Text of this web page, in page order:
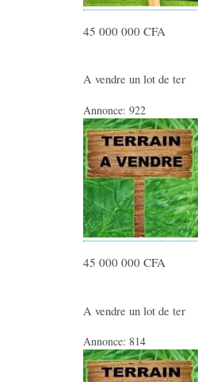
45 000 000 CFA
A vendre un lot de ter
Annonce: 922
45 000 000 CFA
A vendre un lot de ter
Annonce: 814